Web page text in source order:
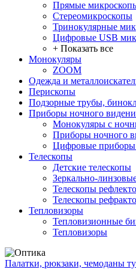
Прямые
Стереомикроскопы
Тринокулярные
Цифровые USB
+ Показать все
Монокуляры
ZOOM
Одежда и
Перископы
Подзорные трубы,
Приборы ночного
Монокуляры с
Приборы ночного
Цифровые приборы
Телескопы
Детские телескопы
Зеркально-
Телескопы
Телескопы
Тепловизоры
Тепловизионные
Тепловизоры
Палатки, рюкзаки, чемоданы